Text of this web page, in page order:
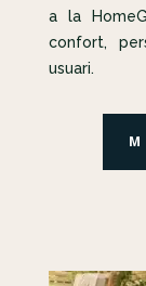
a la
confort,
usuari.